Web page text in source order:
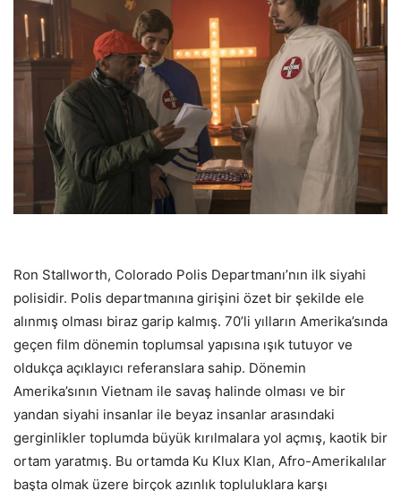
Ron Stallworth, Colorado Polis Departmanı’nın ilk siyahi
polisidir. Polis departmanına girişini özet bir şekilde ele
alınmış olması biraz garip kalmış. 70’li yılların Amerika’sında
geçen film dönemin toplumsal yapısına ışık tutuyor ve
oldukça açıklayıcı referanslara sahip. Dönemin
Amerika’sının Vietnam ile savaş halinde olması ve bir
yandan siyahi insanlar ile beyaz insanlar arasındaki
gerginlikler toplumda büyük kırılmalara yol açmış, kaotik bir
ortam yaratmış. Bu ortamda Ku Klux Klan, Afro-Amerikalılar
başta olmak üzere birçok azınlık topluluklara karşı